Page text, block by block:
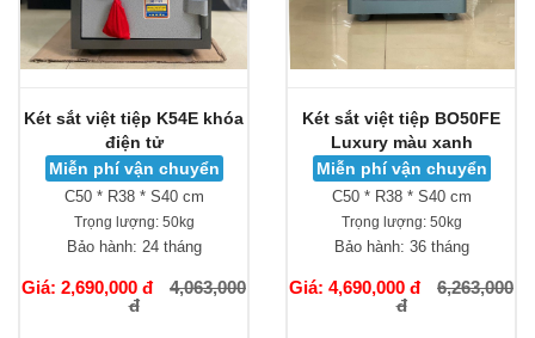
Két sắt việt tiệp K54E khóa
điện tử
Miễn phí vận chuyển
C50 * R38 * S40 cm
Trọng lượng:50kg
Bảo hành: 24 tháng
Giá: 2,690,000 đ
4,063,000
đ
Két sắt việt tiệp BO50FE
Luxury màu xanh
Miễn phí vận chuyển
C50 * R38 * S40 cm
Trọng lượng:50kg
Bảo hành: 36 tháng
Giá: 4,690,000 đ
6,263,000
đ